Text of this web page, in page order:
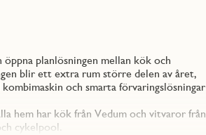
planlösningen mellan kök och
blir ett extra rum större delen av året,
och smarta förvaringslösningar
hem har kök från Vedum och vitvaror från
cykelpool.